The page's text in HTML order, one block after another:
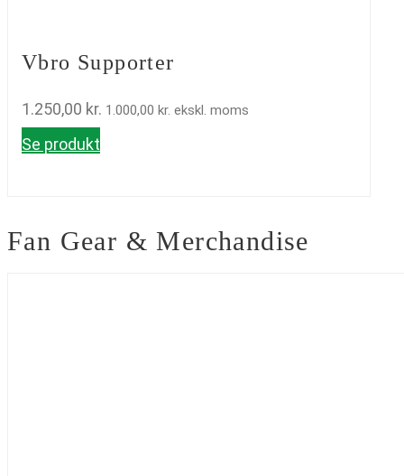
Vbro Supporter
1.250,00 kr. 1.000,00 kr. ekskl. moms
Se produkt
Fan Gear & Merchandise